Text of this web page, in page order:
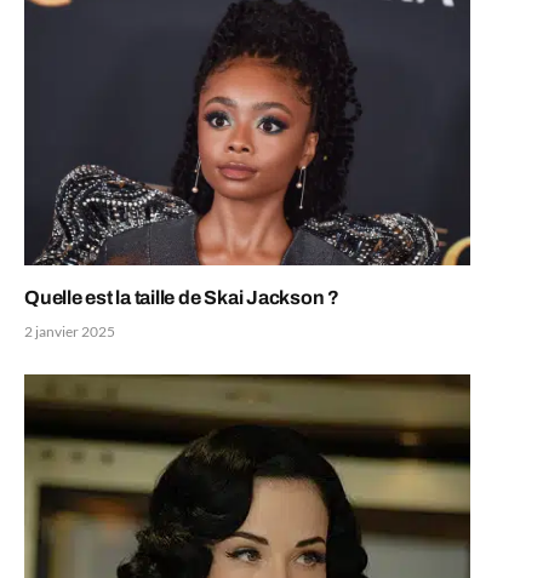
Quelle est la taille de Skai Jackson ?
2 janvier 2025